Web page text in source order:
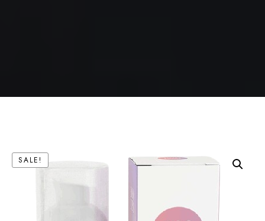
SALE!